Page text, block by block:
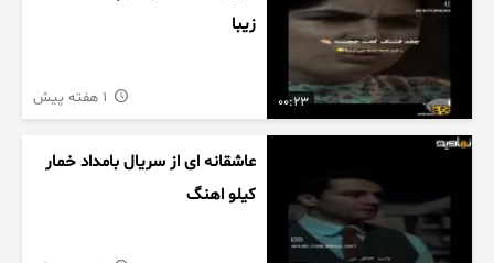
00:23
زیبا
عاشقانه ای از سریال بامداد خمار
کیلو اهنگ